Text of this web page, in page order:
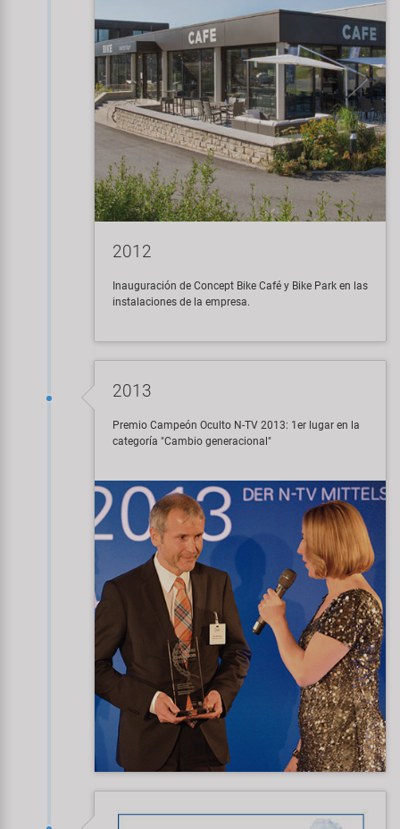
2012
Inauguración de Concept Bike Café y Bike Park en las
instalaciones de la empresa.
2013
Premio Campeón Oculto N-TV 2013: 1er lugar en la
categoría "Cambio generacional"